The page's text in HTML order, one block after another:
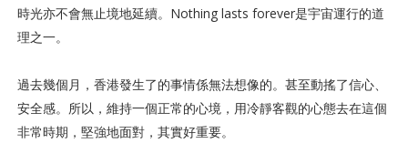
時光亦不會無止境地延續。Nothing lasts forever是宇宙運行的道
理之一。
過去幾個月，香港發生了的事情係無法想像的。甚至動搖了信心、
安全感。所以，維持一個正常的心境，用冷靜客觀的心態去在這個
非常時期，堅強地面對，其實好重要。